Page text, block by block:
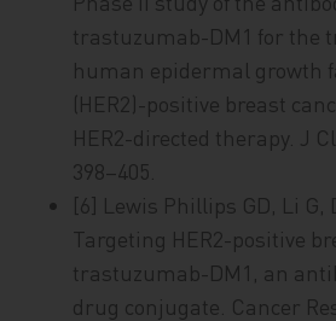
trastuzumab-DM1 for the
human epidermal growth
(HER2)-positive breast
HER2-directed therapy. J
398–405.
[6] Lewis Phillips GD, Li G,
Targeting HER2-positive
trastuzumab-DM1, an
drug conjugate. Cancer